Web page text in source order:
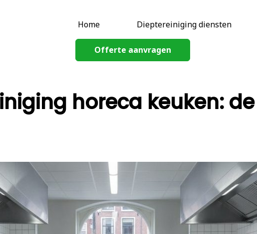
Home Dieptereiniging diensten
Offerte aanvragen
horeca keuken: